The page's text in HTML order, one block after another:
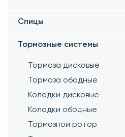
Спицы
Тормозные системы
Тормоза дисковые
Тормоза ободные
Колодки дисковые
Колодки ободные
Тормозной ротор